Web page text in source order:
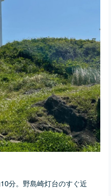
分。野島崎灯台のすぐ近